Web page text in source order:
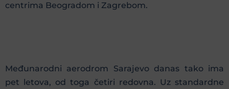
centrima Beogradom i Zagrebom.
Međunarodni aerodrom Sarajevo danas tako ima
pet letova, od toga četiri redovna. Uz standardne